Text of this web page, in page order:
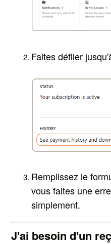
Faites défiler
Remplissez le
vous faites une
simplement.
J'ai besoin d'un